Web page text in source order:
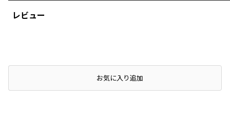
レビュー
店頭在庫を確認するお気に入り追加